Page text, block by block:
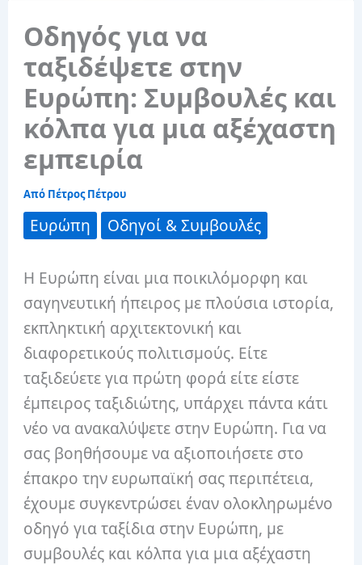
Οδηγός για να
ταξιδέψετε στην
Ευρώπη: Συμβουλές και
κόλπα για μια αξέχαστη
εμπειρία
Από Πέτρος Πέτρου
Ευρώπη Οδηγοί & Συμβουλές
Η Ευρώπη είναι μια ποικιλόμορφη και
σαγηνευτική ήπειρος με πλούσια ιστορία,
εκπληκτική αρχιτεκτονική και
διαφορετικούς πολιτισμούς. Είτε
ταξιδεύετε για πρώτη φορά είτε είστε
έμπειρος ταξιδιώτης, υπάρχει πάντα κάτι
νέο να ανακαλύψετε στην Ευρώπη. Για να
σας βοηθήσουμε να αξιοποιήσετε στο
έπακρο την ευρωπαϊκή σας περιπέτεια,
έχουμε συγκεντρώσει έναν ολοκληρωμένο
οδηγό για ταξίδια στην Ευρώπη, με
συμβουλές και κόλπα για μια αξέχαστη